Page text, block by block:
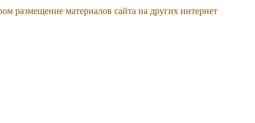
размещение материалов сайта на других интернет